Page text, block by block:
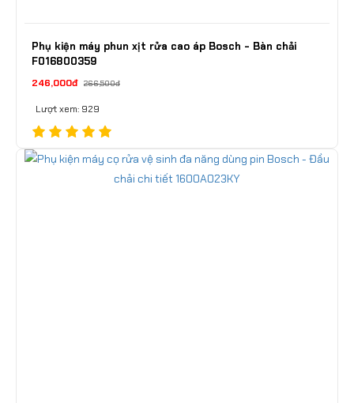
Phụ kiện máy phun xịt rửa cao áp Bosch - Bàn chải
F016800359
246,000đ 266,500đ
Lượt xem: 929